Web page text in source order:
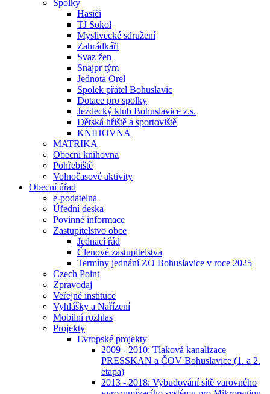
Spolky
Hasiči
TJ Sokol
Myslivecké sdružení
Zahrádkáři
Svaz žen
Snajpr tým
Jednota Orel
Spolek přátel Bohuslavic
Dotace pro spolky
Jezdecký klub Bohuslavice z.s.
Dětská hřiště a sportoviště
KNIHOVNA
MATRIKA
Obecní knihovna
Pohřebiště
Volnočasové aktivity
Obecní úřad
e-podatelna
Úřední deska
Povinné informace
Zastupitelstvo obce
Jednací řád
Členové zastupitelstva
Termíny jednání ZO Bohuslavice v roce 2025
Czech Point
Zpravodaj
Veřejné instituce
Vyhlášky a Nařízení
Mobilní rozhlas
Projekty
Evropské projekty
2009 - 2010: Tlaková kanalizace
PRESSKAN a ČOV Bohuslavice (1. a 2.
etapa)
2013 - 2018: Vybudování sítě varovného